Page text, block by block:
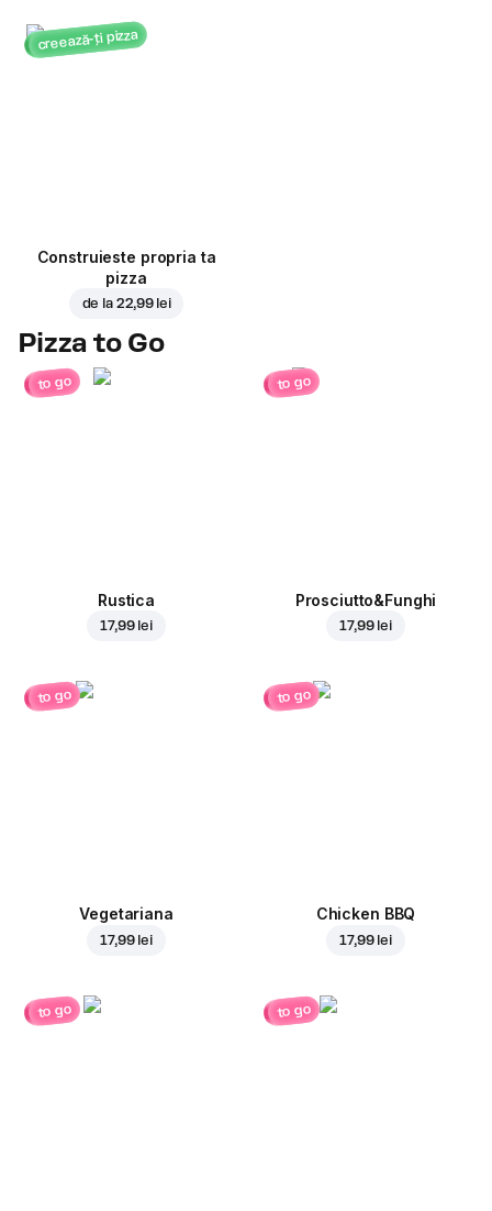
creează-ți pizza
Construieste propria ta
pizza
de la 22,99 lei
Pizza to Go
to go
Rustica
17,99 lei
to go
Prosciutto&Funghi
17,99 lei
to go
Vegetariana
17,99 lei
to go
Chicken BBQ
17,99 lei
to go to go